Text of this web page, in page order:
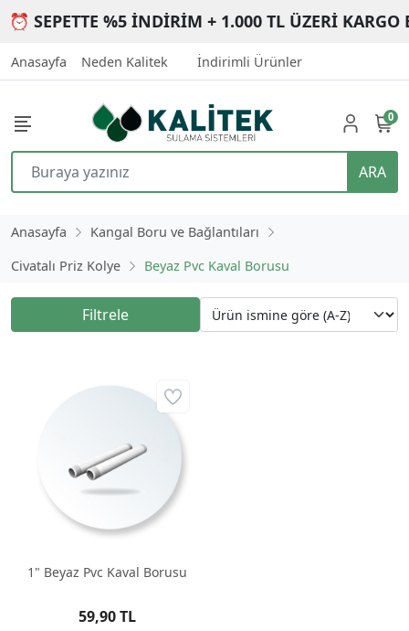
⏰ SEPETTE %5 İNDİRİM + 1.000 TL ÜZERİ KARGO
Anasayfa Neden Kalitek İndirimli Ürünler
ARA
0
Anasayfa
Kangal Boru ve Bağlantıları
Civatalı Priz Kolye
Beyaz Pvc Kaval Borusu
Filtrele
1" Beyaz Pvc Kaval Borusu
59,90 TL